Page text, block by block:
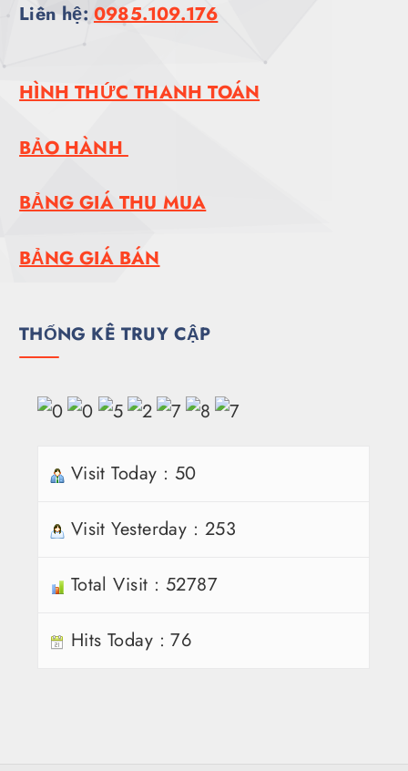
Liên hệ: 0985.109.176
HÌNH THỨC THANH TOÁN
BẢO HÀNH
BẢNG GIÁ THU MUA
BẢNG GIÁ BÁN
THỐNG KÊ TRUY CẬP
Visit Today : 50
Visit Yesterday : 253
Total Visit : 52787
Hits Today : 76